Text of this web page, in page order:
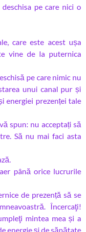
pe care nici o
care este acest ușa
vine de la puternica
pe care nimic nu
unui canal pur și
energiei prezenței tale
spun: nu acceptați să
Să nu mai faci asta
până orice lucrurile
de prezență să se
Încercaţi!
mintea mea și a
energie și de sănătate